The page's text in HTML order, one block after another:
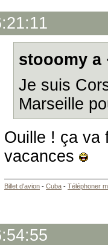
stooomy
Je suis
Marseille
Ouille ! ça va
vacances
Billet d'avion - Cuba - Téléphoner